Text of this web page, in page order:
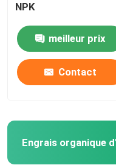
NPK
meilleur prix
Contact
Engrais organique